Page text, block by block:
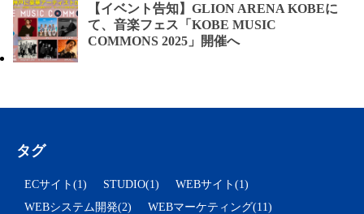
【イベント告知】GLION ARENA KOBEに
て、音楽フェス「KOBE MUSIC
COMMONS 2025」開催へ
タグ
ECサイト(1) STUDIO(1)
WEBサイト(1)
WEBシステム開発(2)
WEBマーケティング(11)